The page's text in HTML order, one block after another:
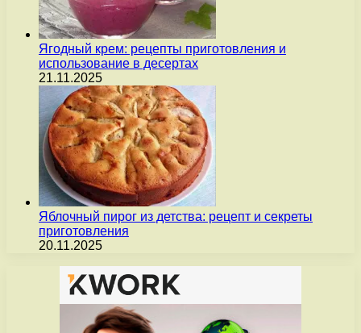
Ягодный крем: рецепты приготовления и
использование в десертах
21.11.2025
Яблочный пирог из детства: рецепт и секреты
приготовления
20.11.2025